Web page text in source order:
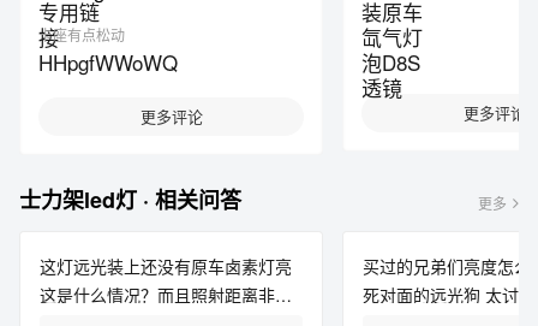
卡座有点松动
更多评论 更多评论
士力架led灯 · 相关问答 更多
这灯远光装上还没有原车卤素灯亮
这是什么情况？而且照射距离非常
买过的兄弟们亮度怎么
死对面的远光狗 太讨